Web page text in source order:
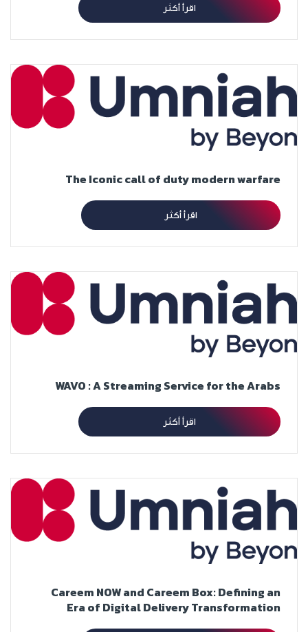
اقرأ أكثر
The Iconic call of duty modern warfare
اقرأ أكثر
WAVO : A Streaming Service for the Arabs
اقرأ أكثر
Careem NOW and Careem Box: Defining an
Era of Digital Delivery Transformation